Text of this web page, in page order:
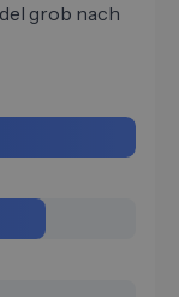
grob nach